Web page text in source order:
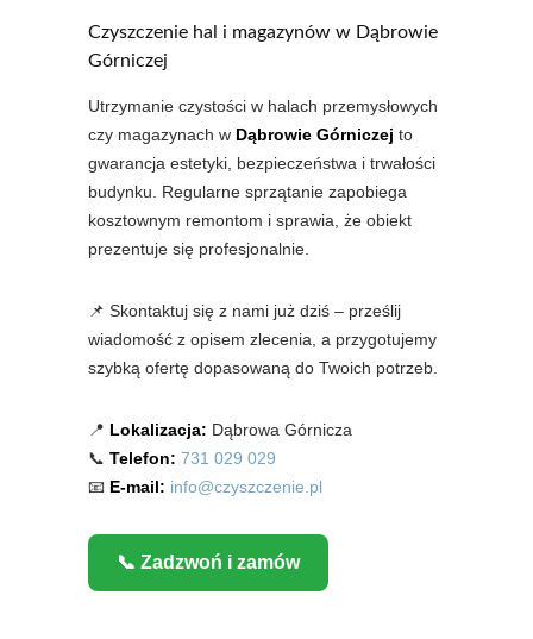
Czyszczenie hal i magazynów w Dąbrowie
Górniczej
Utrzymanie czystości w halach przemysłowych
czy magazynach w Dąbrowie Górniczej to
gwarancja estetyki, bezpieczeństwa i trwałości
budynku. Regularne sprzątanie zapobiega
kosztownym remontom i sprawia, że obiekt
prezentuje się profesjonalnie.
📌 Skontaktuj się z nami już dziś – prześlij
wiadomość z opisem zlecenia, a przygotujemy
szybką ofertę dopasowaną do Twoich potrzeb.
📍 Lokalizacja: Dąbrowa Górnicza
📞 Telefon: 731 029 029
📧 E-mail: info@czyszczenie.pl
📞 Zadzwoń i zamów